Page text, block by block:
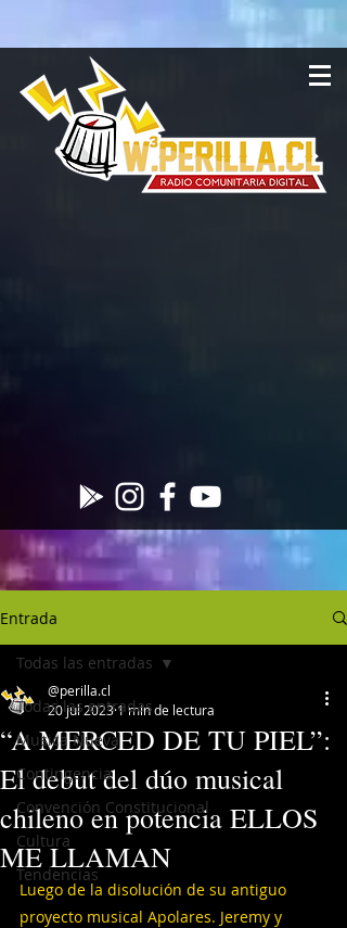
Entrada
Todas las entradas
Musica Nueva
Contingencia
Convención Constitucional
Cultura
Tendencias
Todas las entradas
“A MERCED DE TU PIEL”:
El debut del dúo musical
chileno en potencia ELLOS
ME LLAMAN
@perilla.cl
20 jul 2023 1 min de lectura
Luego de la disolución de su antiguo
proyecto musical Apolares. Jeremy y